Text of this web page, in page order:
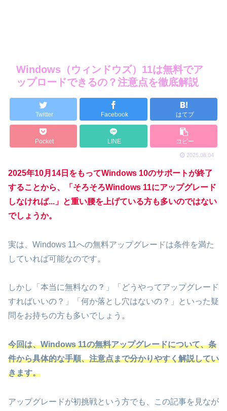
Windows（ウィンドウズ）11は無料でア
ップロードできるの？注意点を徹底解説
Twitter Facebook はてブ
Pocket LINE コピー
2025.08.04
2025年10月14日をもってWindows 10のサポートが終了
することから、「そろそろWindows 11にアップグレード
しなければ...」と重い腰を上げている方も多いのではない
でしょうか。
実は、Windows 11への無料アップグレードは条件を満た
していれば可能なのです。
しかし「本当に無料なの？」「どうやってアップグレード
すればいいの？」「何か落とし穴はないの？」といった疑
問をお持ちの方も多いでしょう。
今回は、Windows 11の無料アップグレードについて、条
件から具体的な手順、注意点まで分かりやすく解説してい
きます。
アップグレードが初挑戦という方でも、この記事を見なが